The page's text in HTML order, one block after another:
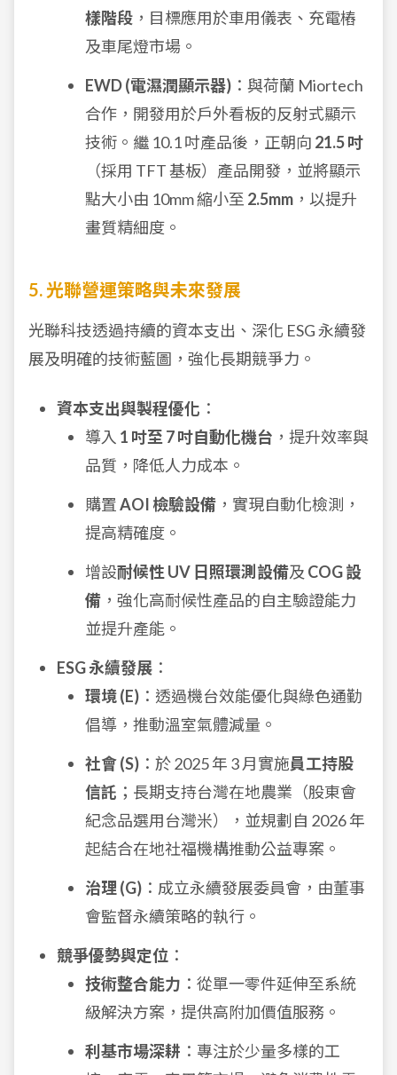
樣階段 ，目標應用於車用儀表、充電樁
及車尾燈市場。
EWD (電濕潤顯示器) ：與荷蘭 Miortech
合作，開發用於戶外看板的反射式顯示
技術。繼 10.1 吋產品後，正朝向 21.5 吋
（採用 TFT 基板）產品開發，並將顯示
點大小由 10mm 縮小至 2.5mm ，以提升
畫質精細度。
5. 光聯營運策略與未來發展
光聯科技透過持續的資本支出、深化 ESG 永續發
展及明確的技術藍圖，強化長期競爭力。
資本支出與製程優化 ：
導入 1 吋至 7 吋自動化機台 ，提升效率與
品質，降低人力成本。
購置AOI 檢驗設備 ，實現自動化檢測，
提高精確度。
增設耐候性 UV 日照環測設備及 COG 設
備 ，強化高耐候性產品的自主驗證能力
並提升產能。
ESG 永續發展 ：
環境 (E) ：透過機台效能優化與綠色通勤
倡導，推動溫室氣體減量。
社會 (S) ：於 2025 年 3 月實施員工持股
信託 ；長期支持台灣在地農業（股東會
紀念品選用台灣米），並規劃自 2026 年
起結合在地社福機構推動公益專案。
治理 (G) ：成立永續發展委員會，由董事
會監督永續策略的執行。
競爭優勢與定位 ：
技術整合能力 ：從單一零件延伸至系統
級解決方案，提供高附加價值服務。
利基市場深耕 ：專注於少量多樣的工